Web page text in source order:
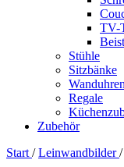
TV-
Stühle
Sitzbänke
Wanduhren
Regale
Zubehör
Start / Leinwandbilder/